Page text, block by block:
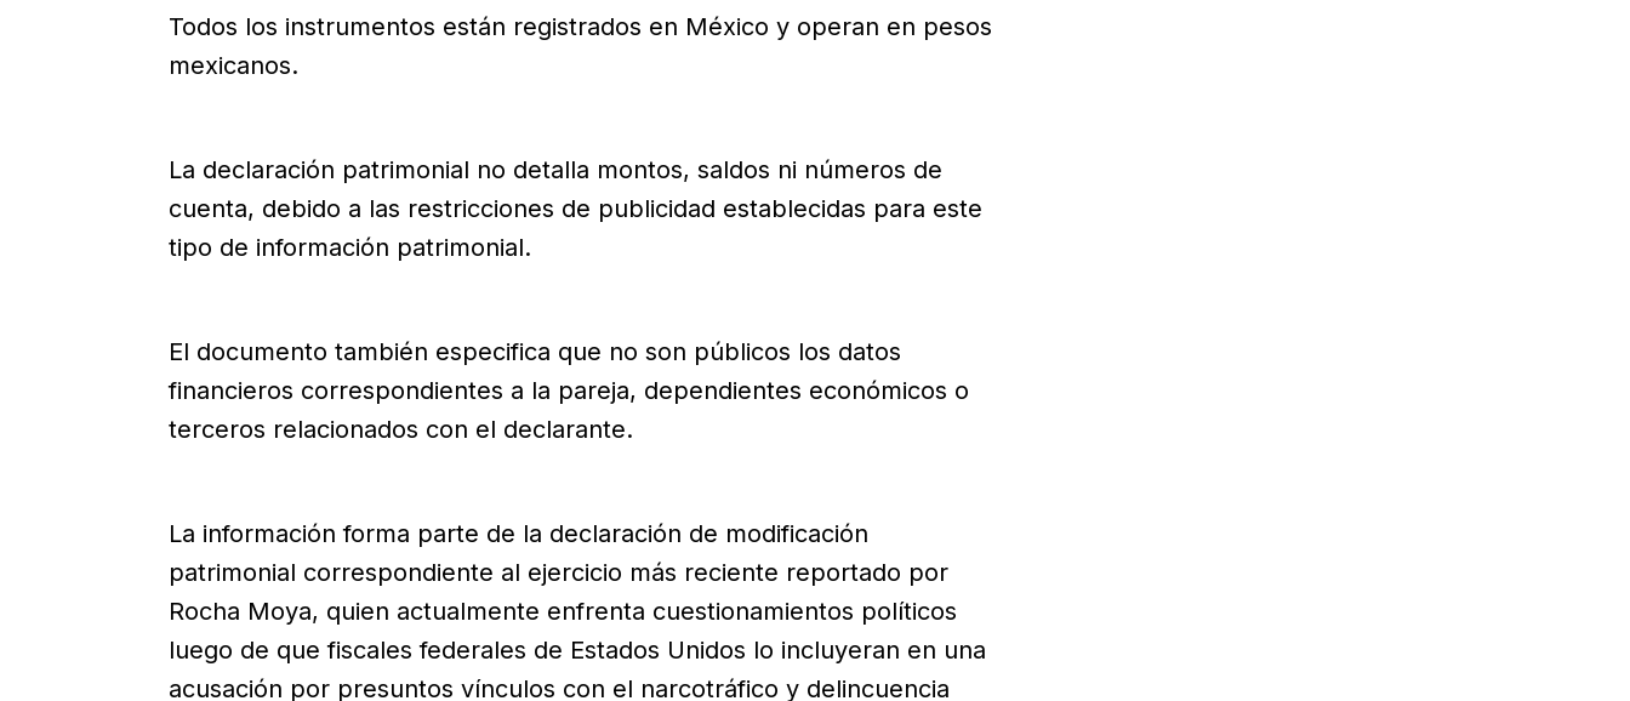
Todos los instrumentos están registrados en México y operan en pesos
mexicanos.
La declaración patrimonial no detalla montos, saldos ni números de
cuenta, debido a las restricciones de publicidad establecidas para este
tipo de información patrimonial.
El documento también especifica que no son públicos los datos
financieros correspondientes a la pareja, dependientes económicos o
terceros relacionados con el declarante.
La información forma parte de la declaración de modificación
patrimonial correspondiente al ejercicio más reciente reportado por
Rocha Moya, quien actualmente enfrenta cuestionamientos políticos
luego de que fiscales federales de Estados Unidos lo incluyeran en una
acusación por presuntos vínculos con el narcotráfico y delincuencia